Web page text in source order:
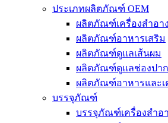
ประเภทผลิตภัณฑ์ OEM
ผลิตภัณฑ์เครื่องสำอา
ผลิตภัณฑ์อาหารเสริม
ผลิตภัณฑ์ดูแลเส้นผม
ผลิตภัณฑ์ดูแลช่องปาก
ผลิตภัณฑ์อาหารและเ
บรรจุภัณฑ์
บรรจุภัณฑ์เครื่องสำอ